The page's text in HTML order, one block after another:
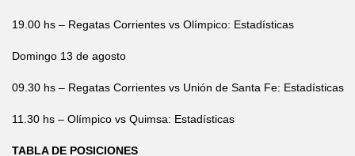
19.00 hs – Regatas Corrientes vs Olímpico: Estadísticas
Domingo 13 de agosto
09.30 hs – Regatas Corrientes vs Unión de Santa Fe: Estadísticas
11.30 hs – Olímpico vs Quimsa: Estadísticas
TABLA DE POSICIONES